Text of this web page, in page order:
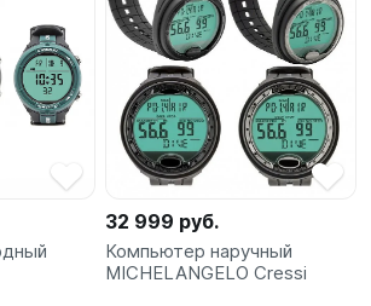
32 999 руб.
Компьютер наручный
MICHELANGELO Cressi